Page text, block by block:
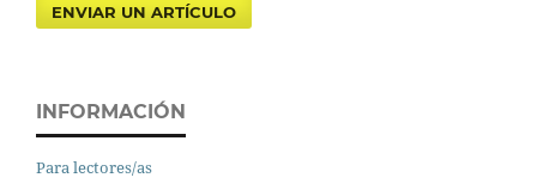
ENVIAR UN ARTÍCULO
INFORMACIÓN
Para lectores/as